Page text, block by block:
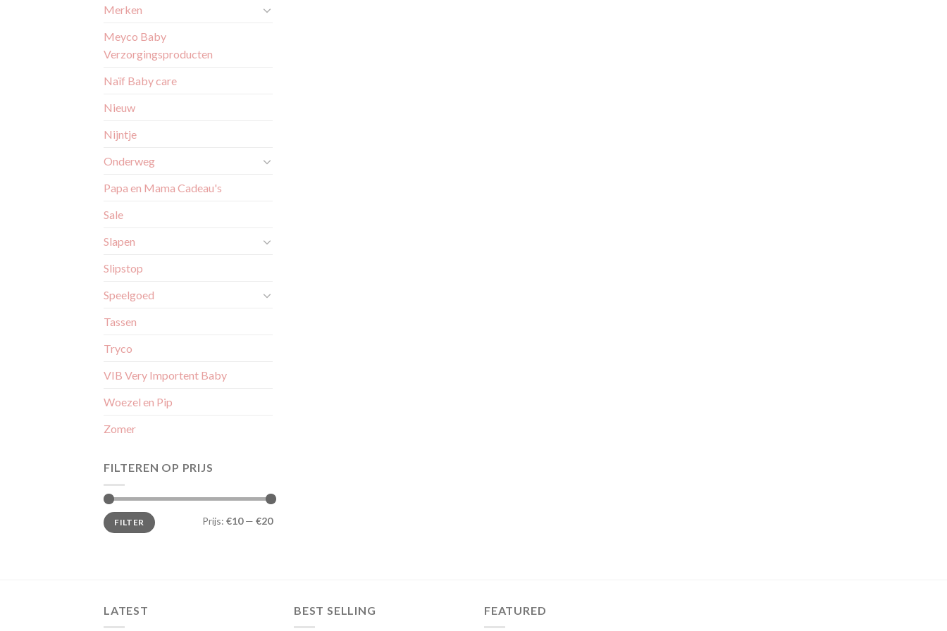
Merken
Meyco Baby
Verzorgingsproducten
Naïf Baby care
Nieuw
Nijntje
Onderweg
Papa en Mama Cadeau's
Sale
Slapen
Slipstop
Speelgoed
Tassen
Tryco
VIB Very Importent Baby
Woezel en Pip
Zomer
FILTEREN OP PRIJS
Min.
prijs
Max.
prijsFILTER Prijs: €10— €20
LATEST BEST SELLING FEATURED